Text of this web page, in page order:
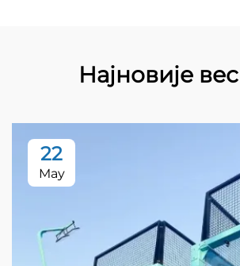
Најновије
22
May